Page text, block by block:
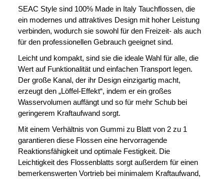
SEAC Style sind 100% Made in Italy Tauchflossen, die
ein modernes und attraktives Design mit hoher Leistung
verbinden, wodurch sie sowohl für den Freizeit- als auch
für den professionellen Gebrauch geeignet sind.
Leicht und kompakt, sind sie die ideale Wahl für alle, die
Wert auf Funktionalität und einfachen Transport legen.
Der große Kanal, der ihr Design einzigartig macht,
erzeugt den „Löffel-Effekt“, indem er ein großes
Wasservolumen auffängt und so für mehr Schub bei
geringerem Kraftaufwand sorgt.
Mit einem Verhältnis von Gummi zu Blatt von 2 zu 1
garantieren diese Flossen eine hervorragende
Reaktionsfähigkeit und optimale Festigkeit. Die
Leichtigkeit des Flossenblatts sorgt außerdem für einen
bemerkenswerten Vortrieb bei minimalem Kraftaufwand,